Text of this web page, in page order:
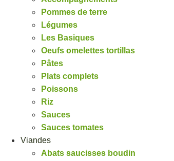
Pommes de terre
Légumes
Les Basiques
Oeufs omelettes tortillas
Pâtes
Plats complets
Poissons
Riz
Sauces
Sauces tomates
Viandes
Abats saucisses boudin